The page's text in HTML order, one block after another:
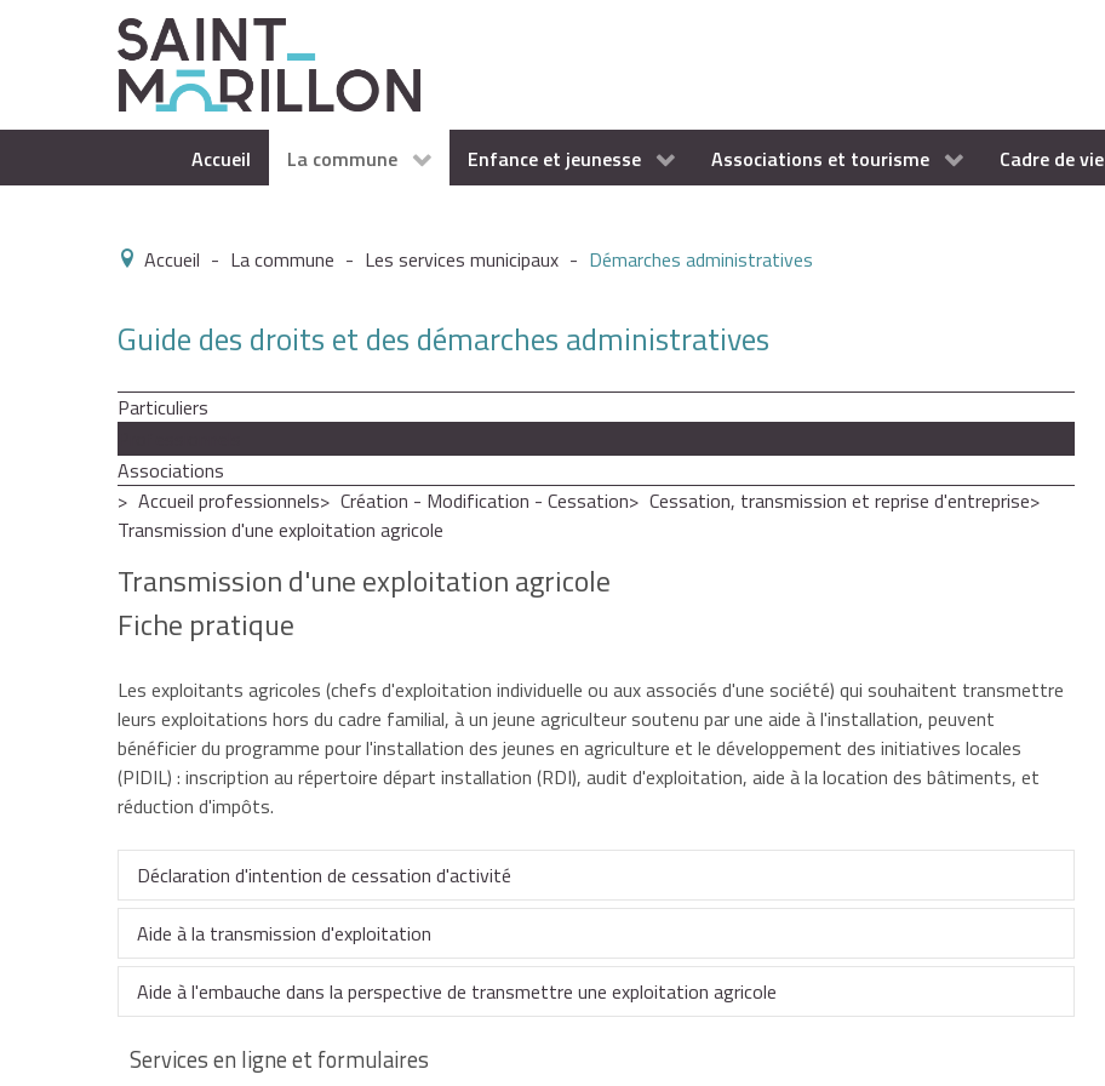
Accueil La commune Enfance et jeunesse Associations et tourisme Cadre de vie
Accueil - La commune - Les services municipaux - Démarches administratives
Guide des droits et des démarches administratives
Particuliers
Associations
Accueil professionnels
Création - Modification - Cessation
Cessation, transmission et reprise d'entreprise
Transmission d'une exploitation agricole
Transmission d'une exploitation agricole
Fiche pratique
Les exploitants agricoles (chefs d'exploitation individuelle ou aux associés d'une société) qui souhaitent transmettre
leurs exploitations hors du cadre familial, à un jeune agriculteur soutenu par une aide à l'installation, peuvent
bénéficier du programme pour l'installation des jeunes en agriculture et le développement des initiatives locales
(PIDIL) : inscription au répertoire départ installation (RDI), audit d'exploitation, aide à la location des bâtiments, et
réduction d'impôts.
Déclaration d'intention de cessation d'activité
Sauf en cas de force majeure, un exploitant agricole, au moins 3 ans avant son départ prévu en retraite, doit
déclarer son intention de cesser son exploitation et indiquer si elle va devenir disponible, en transmettant à la
chambre d'agriculture dont il dépend une déclaration d'intention de cessation d'activité agricole (DICAA).
Les services chargés de gérer les retraites doivent informer individuellement chaque exploitant agricole de cette
Aide à la transmission d'exploitation
Pour bénéficier d'aides, l'exploitant doit :
Aide à l'embauche dans la perspective de transmettre une exploitation agricole
L'exploitant agricole, âgé d'au moins 57 ans, qui emploie à temps plein, dans la perspective de lui transmettre
Services en ligne et formulaires